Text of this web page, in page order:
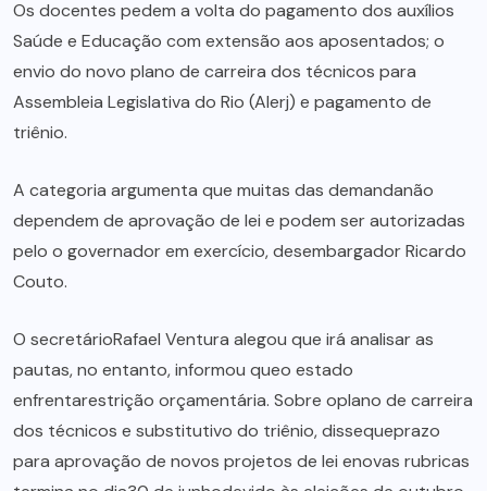
Os docentes pedem a volta do pagamento dos auxílios
Saúde e Educação com extensão aos aposentados; o
envio do novo plano de carreira dos técnicos para
Assembleia Legislativa do Rio (Alerj) e pagamento de
triênio.
A categoria argumenta que muitas das demandanão
dependem de aprovação de lei e podem ser autorizadas
pelo o governador em exercício, desembargador Ricardo
Couto.
O secretárioRafael Ventura alegou que irá analisar as
pautas, no entanto, informou queo estado
enfrentarestrição orçamentária. Sobre oplano de carreira
dos técnicos e substitutivo do triênio, dissequeprazo
para aprovação de novos projetos de lei enovas rubricas